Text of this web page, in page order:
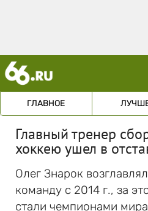
ГЛАВНОЕ
Главный тренер
хоккею ушел в
Олег Знарок
команду с 2014 г., за
стали чемпионами